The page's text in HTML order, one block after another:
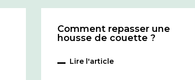
Comment repasser une
housse de couette ?
Lire l'article